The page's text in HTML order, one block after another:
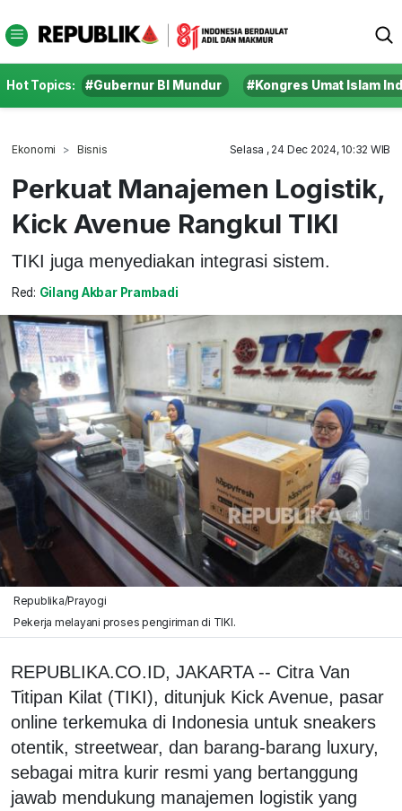
Hot Topics: #Gubernur BI Mundur #Kongres Umat Islam
Ekonomi Bisnis Selasa , 24 Dec 2024, 10:32 WIB
Perkuat Manajemen Logistik,
Kick Avenue Rangkul TIKI
TIKI juga menyediakan integrasi sistem.
Red: Gilang Akbar Prambadi
Republika/Prayogi
Pekerja melayani proses pengiriman di TIKI.
REPUBLIKA.CO.ID, JAKARTA -- Citra Van
Titipan Kilat (TIKI), ditunjuk Kick Avenue, pasar
online terkemuka di Indonesia untuk sneakers
otentik, streetwear, dan barang-barang luxury,
sebagai mitra kurir resmi yang bertanggung
jawab mendukung manajemen logistik yang